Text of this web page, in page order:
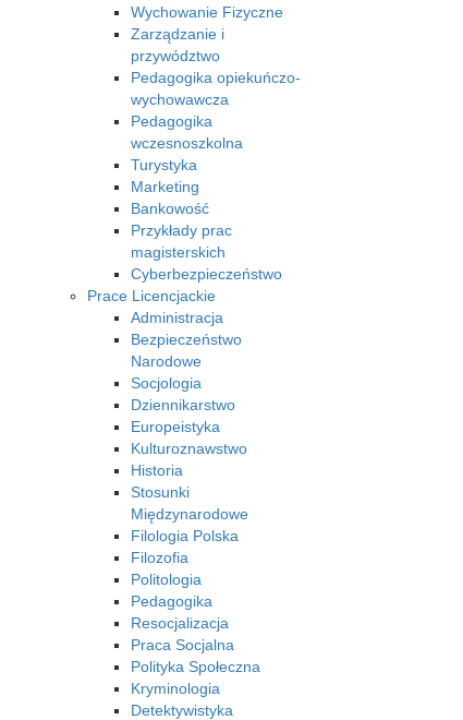
Wychowanie Fizyczne
Zarządzanie i
przywództwo
Pedagogika opiekuńczo-
wychowawcza
Pedagogika
wczesnoszkolna
Turystyka
Marketing
Bankowość
Przykłady prac
magisterskich
Cyberbezpieczeństwo
Prace Licencjackie
Administracja
Bezpieczeństwo
Narodowe
Socjologia
Dziennikarstwo
Europeistyka
Kulturoznawstwo
Historia
Stosunki
Międzynarodowe
Filologia Polska
Filozofia
Politologia
Pedagogika
Resocjalizacja
Praca Socjalna
Polityka Społeczna
Kryminologia
Detektywistyka